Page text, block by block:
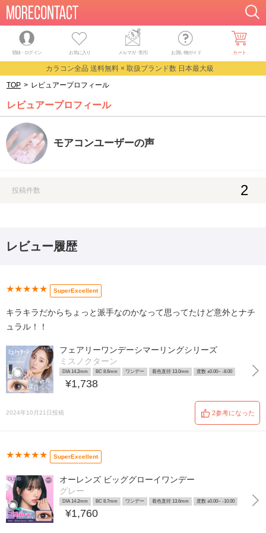
登録・ログイン お気に入り メルマガ・割引 お買い物ガイド カート
カラコン全品 送料無料 × 取扱ブランド数 日本最大級
TOP > レビュアープロフィール
レビュアープロフィール
モアコンユーザーの声
投稿件数 2
レビュー履歴
★★★★★ SuperExcellent
キラキラだからちょっと派手なのかなって思ってたけど意外とナチ
ュラル！！
フェアリーワンデーシマーリングシリーズ
ミスノクターン
DIA 14.2mm BC 8.6mm ワンデー 着色直径 13.0mm 度数 ±0.00~ -8.00
¥1,738
2024年10月21日投稿 2参考になった
★★★★★ SuperExcellent
オーレンズ ビッググローイワンデー
グレー
DIA 14.2mm BC 8.7mm ワンデー 着色直径 13.6mm 度数 ±0.00~ -10.00
¥1,760